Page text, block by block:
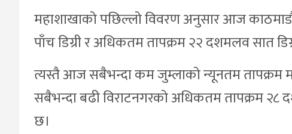
महाशाखाको पछिल्लो विवरण अनुसार आज
पाँच डिग्री र अधिकतम तापक्रम २२ दशमलव सात
त्यस्तै आज सबैभन्दा कम जुम्लाको न्यूनतम तापक्रम
सबैभन्दा बढी विराटनगरको अधिकतम तापक्रम
छ।